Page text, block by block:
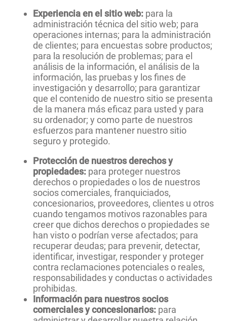
Experiencia en el sitio web: para la
administración técnica del sitio web; para
operaciones internas; para la administración
de clientes; para encuestas sobre productos;
para la resolución de problemas; para el
análisis de la información, el análisis de la
información, las pruebas y los fines de
investigación y desarrollo; para garantizar
que el contenido de nuestro sitio se presenta
de la manera más eficaz para usted y para
su ordenador; y como parte de nuestros
esfuerzos para mantener nuestro sitio
seguro y protegido.
Protección de nuestros derechos y
propiedades: para proteger nuestros
derechos o propiedades o los de nuestros
socios comerciales, franquiciados,
concesionarios, proveedores, clientes u otros
cuando tengamos motivos razonables para
creer que dichos derechos o propiedades se
han visto o podrían verse afectados; para
recuperar deudas; para prevenir, detectar,
identificar, investigar, responder y proteger
contra reclamaciones potenciales o reales,
responsabilidades y conductas o actividades
prohibidas.
Información para nuestros socios
comerciales y concesionarios: para